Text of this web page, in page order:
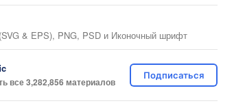
& EPS), PNG, PSD и Иконочный шрифт
все 3,282,856 материалов
Подписаться